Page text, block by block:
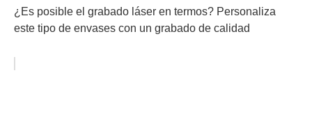
¿Es posible el grabado láser en termos? Personaliza
este tipo de envases con un grabado de calidad